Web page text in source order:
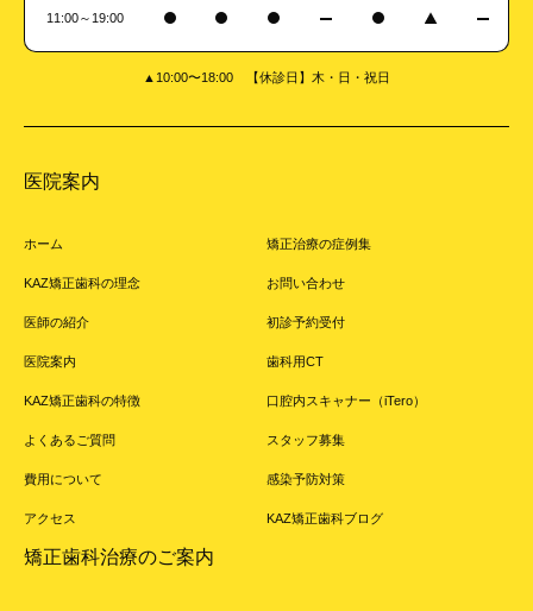
11:00～19:00
▲10:00〜18:00 【休診日】木・日・祝日
医院案内
ホーム
KAZ矯正歯科の理念
医師の紹介
医院案内
KAZ矯正歯科の特徴
よくあるご質問
費用について
アクセス
矯正治療の症例集
お問い合わせ
初診予約受付
歯科用CT
口腔内スキャナー（iTero）
スタッフ募集
感染予防対策
KAZ矯正歯科ブログ
矯正歯科治療のご案内